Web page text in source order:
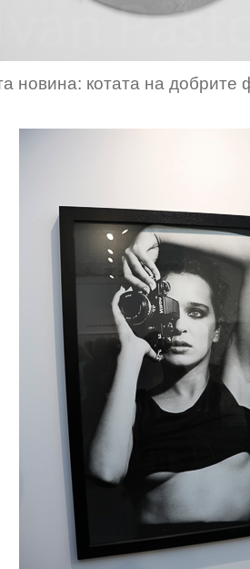
новина: котата на добрите